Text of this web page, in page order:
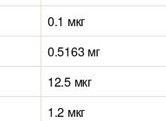
0.1 мкг
0.5163 мг
12.5 мкг
1.2 мкг